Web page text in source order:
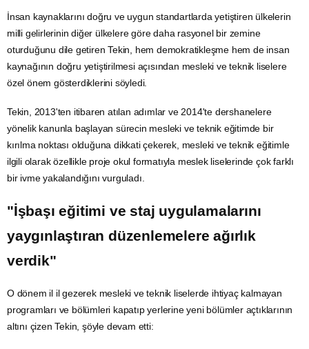
İnsan kaynaklarını doğru ve uygun standartlarda yetiştiren ülkelerin
milli gelirlerinin diğer ülkelere göre daha rasyonel bir zemine
oturduğunu dile getiren Tekin, hem demokratikleşme hem de insan
kaynağının doğru yetiştirilmesi açısından mesleki ve teknik liselere
özel önem gösterdiklerini söyledi.
Tekin, 2013'ten itibaren atılan adımlar ve 2014'te dershanelere
yönelik kanunla başlayan sürecin mesleki ve teknik eğitimde bir
kırılma noktası olduğuna dikkati çekerek, mesleki ve teknik eğitimle
ilgili olarak özellikle proje okul formatıyla meslek liselerinde çok farklı
bir ivme yakalandığını vurguladı.
"İşbaşı eğitimi ve staj uygulamalarını
yaygınlaştıran düzenlemelere ağırlık
verdik"
O dönem il il gezerek mesleki ve teknik liselerde ihtiyaç kalmayan
programları ve bölümleri kapatıp yerlerine yeni bölümler açtıklarının
altını çizen Tekin, şöyle devam etti: